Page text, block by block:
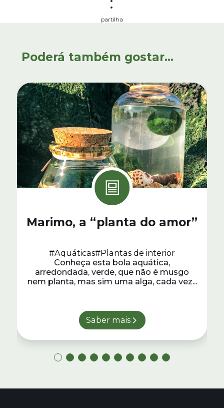
partilha
Poderá também gostar...
Marimo, a “planta do amor”
#Aquáticas#Plantas de interior
Conheça esta bola aquática,
arredondada, verde, que não é musgo
nem planta, mas sim uma alga, cada vez...
Saber mais